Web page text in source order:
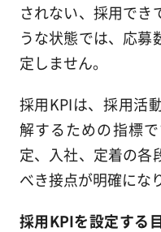
されない、採用でき
うな状態では、応募
定しません。
採用KPIは、採用活
解するための指標
定、入社、定着の各
べき接点が明確にな
採用KPIを設定する